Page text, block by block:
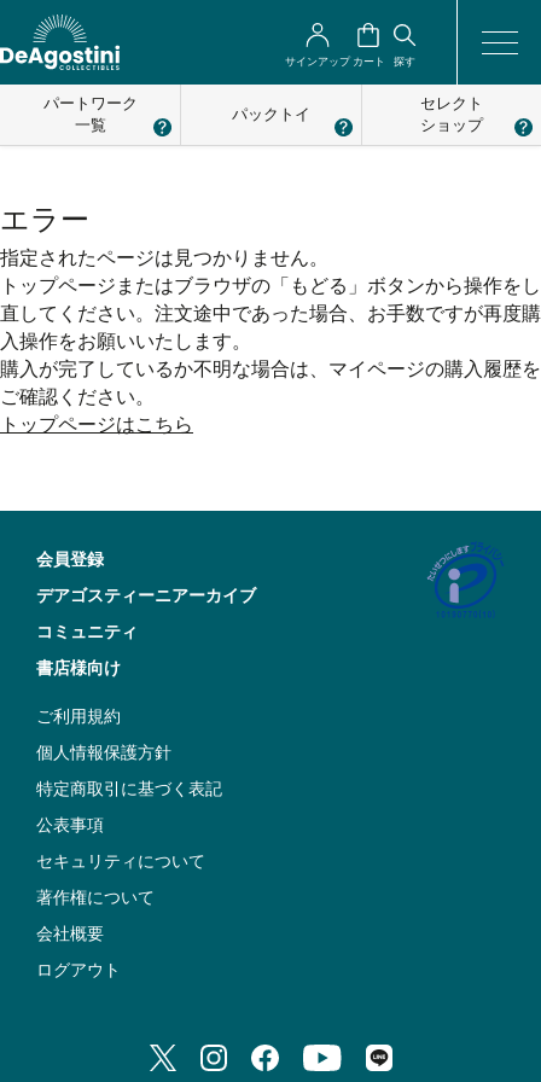
サインアップ カート 探す
パートワーク
一覧
パックトイ
セレクト
ショップ
エラー
指定されたページは見つかりません。
トップページまたはブラウザの「もどる」ボタンから操作をし
直してください。注文途中であった場合、お手数ですが再度購
入操作をお願いいたします。
購入が完了しているか不明な場合は、マイページの購入履歴を
ご確認ください。
トップページはこちら
会員登録
デアゴスティーニアーカイブ
コミュニティ
書店様向け
ご利用規約
個人情報保護方針
特定商取引に基づく表記
公表事項
セキュリティについて
著作権について
会社概要
ログアウト